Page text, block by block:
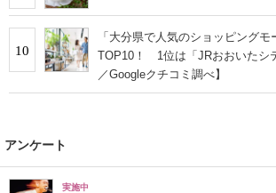
10
「大分県で人気のショッピング
TOP10！ 1位は「JRおおいたシ
／Googleクチコミ調べ】
アンケート
実施中